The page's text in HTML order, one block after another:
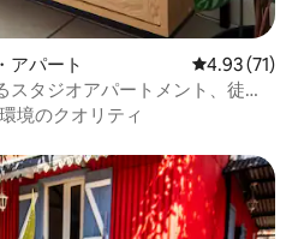
アパート レビュー71
4.93 (71)
タジオアパートメント、徒歩
イム
境のクオリティ